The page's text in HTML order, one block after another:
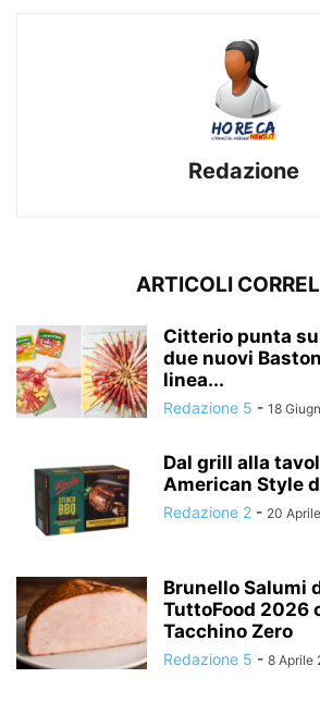
Redazione
ARTICOLI
Citterio punta
due nuovi
linea...
Redazione 5 - 18
Dal grill alla
American Style
Redazione 2 - 20
Brunello Salumi
TuttoFood 2026
Tacchino Zero
Redazione 5 - 8 Aprile